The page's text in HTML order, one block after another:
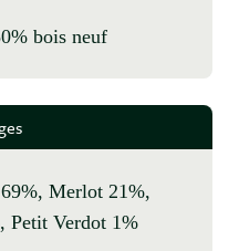
bois neuf
Petit Verdot 1%